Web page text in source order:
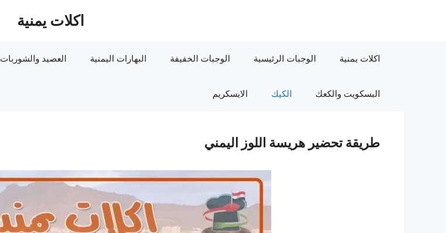
اكلات يمنية
اكلات يمنية الوجبات الرئيسية الوجبات الخفيفة البهارات اليمنية العصيد والشوربات
البسكويت والكعك الكيك الايسكريم
طريقة تحضير هريسة اللوز اليمني